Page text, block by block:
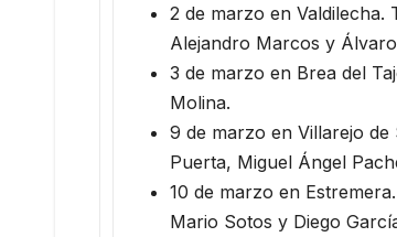
2 de marzo en Valdilecha.
Alejandro Marcos y
3 de marzo en Brea del
Molina.
9 de marzo en Villarejo
Puerta, Miguel Ángel
10 de marzo en
Mario Sotos y Diego